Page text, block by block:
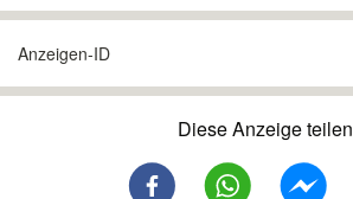
Anzeigen-ID
Diese Anzeige teilen